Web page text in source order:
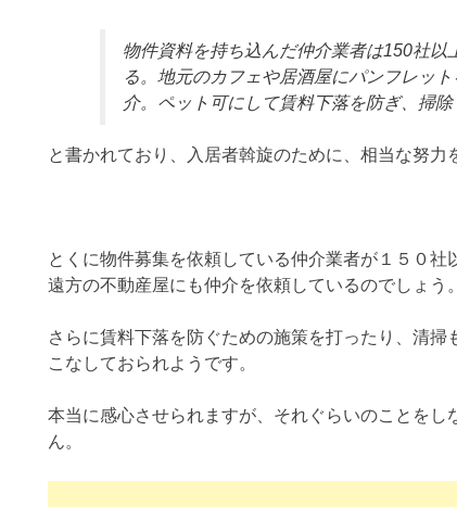
物件資料を持ち込んだ仲介業者は150社
る。地元のカフェや居酒屋にパンフレッ
介。ペット可にして賃料下落を防ぎ、掃
と書かれており、入居者斡旋のために、相当な努力
とくに物件募集を依頼している仲介業者が１５０社
遠方の不動産屋にも仲介を依頼しているのでしょう。
さらに賃料下落を防ぐための施策を打ったり、清
こなしておられようです。
本当に感心させられますが、それぐらいのことを
ん。